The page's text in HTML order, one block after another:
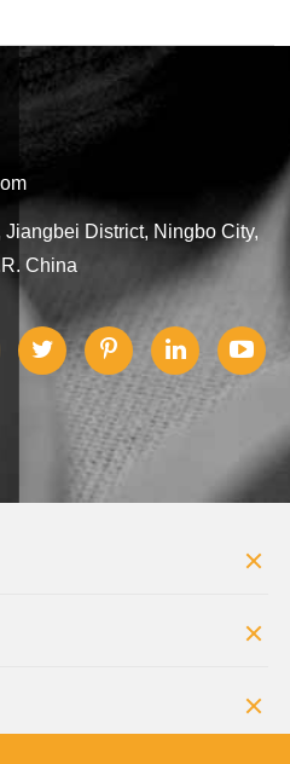
Jiangbei District, Ningbo City,
China